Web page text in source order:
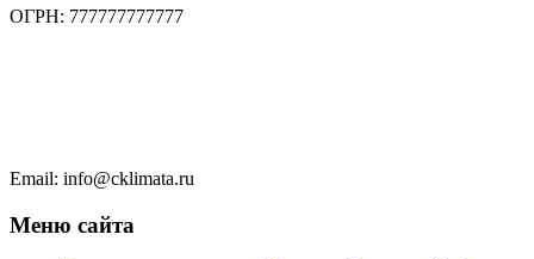
ОГРН: 777777777777
Email: info@cklimata.ru
Меню сайта